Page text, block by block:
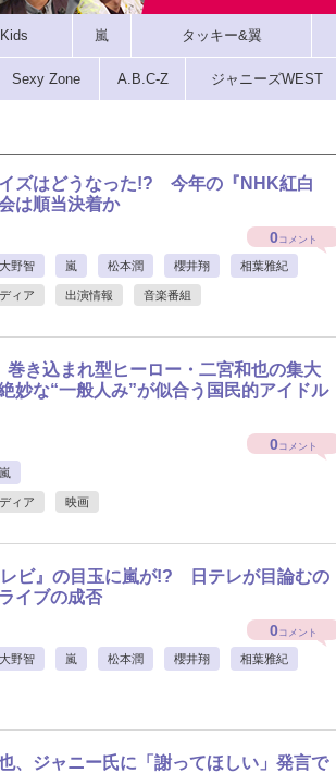
嵐 タッキー&翼
Sexy Zone A.B.C-Z ジャニーズWEST
ズはどうなった!? 今年の『NHK紅白
は順当決着か
0コメント
大野智 嵐 松本潤 櫻井翔 相葉雅紀
ィア 出演情報 音楽番組
巻き込まれ型ヒーロー・二宮和也の集大
妙な“一般人み”が似合う国民的アイドル
0コメント
嵐
ィア 映画
レビ』の目玉に嵐が!? 日テレが目論むの
イブの成否
0コメント
大野智 嵐 松本潤 櫻井翔 相葉雅紀
、ジャニー氏に「謝ってほしい」発言で